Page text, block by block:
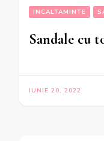
INCALTAMINTE
Sandale cu
IUNIE 20, 2022